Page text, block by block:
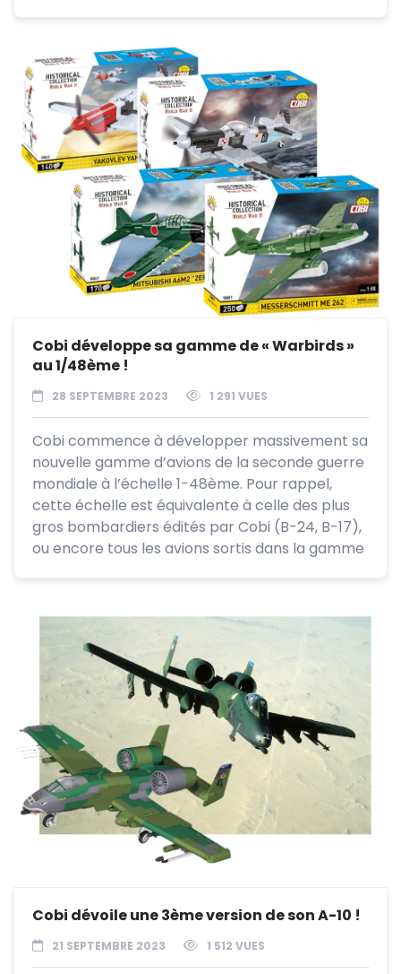
Cobi développe sa gamme de « Warbirds »
au 1/48ème !
28 SEPTEMBRE 2023 1 291 VUES
Cobi commence à développer massivement sa
nouvelle gamme d’avions de la seconde guerre
mondiale à l’échelle 1-48ème. Pour rappel,
cette échelle est équivalente à celle des plus
gros bombardiers édités par Cobi (B-24, B-17),
ou encore tous les avions sortis dans la gamme
Cobi dévoile une 3ème version de son A-10 !
21 SEPTEMBRE 2023 1 512 VUES